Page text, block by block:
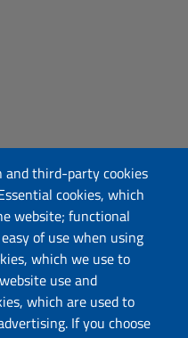
and third-party cookies
cookies, which
website; functional
of use when using
which we use to
use and
which are used to
If you choose